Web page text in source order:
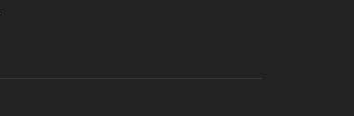
فقه عام وأحكام فقهية (62)